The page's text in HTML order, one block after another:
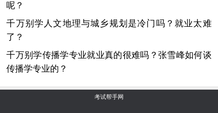
呢？
千万别学人文地理与城乡规划是冷门吗？就业太难
了？
千万别学传播学专业就业真的很难吗？张雪峰如何谈
传播学专业的？
考试帮手网